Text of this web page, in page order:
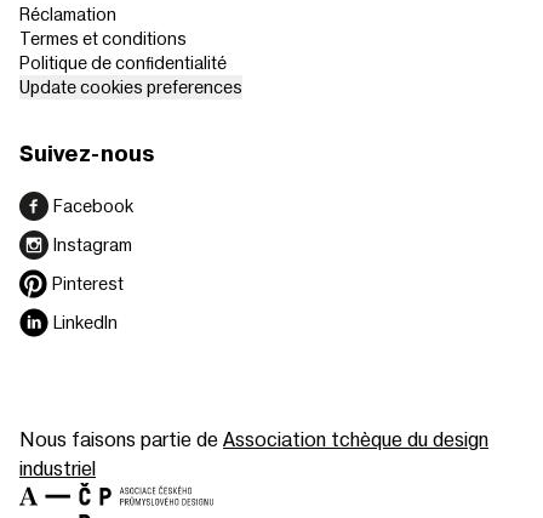
Réclamation
Termes et conditions
Politique de confidentialité
Update cookies preferences
Suivez-nous
Facebook
Instagram
Pinterest
LinkedIn
Nous faisons partie deAssociation tchèque du design
industriel